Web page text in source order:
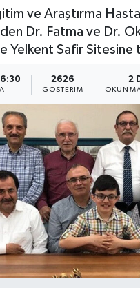
ve Araştırma
Dr. Fatma ve Dr.
Yelkent Safir Sitesine
2626
GÖSTERIM
2
OKUNMA
Gezi
Kurulu
İstişare Kurulu
Haberleri